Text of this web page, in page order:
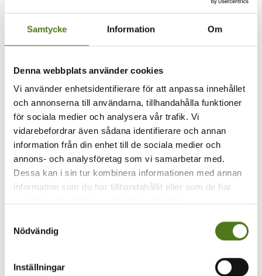
Samtycke Information Om
Denna webbplats använder cookies
Vi använder enhetsidentifierare för att anpassa innehållet
och annonserna till användarna, tillhandahålla funktioner
för sociala medier och analysera vår trafik. Vi
vidarebefordrar även sådana identifierare och annan
information från din enhet till de sociala medier och
annons- och analysföretag som vi samarbetar med.
Dessa kan i sin tur kombinera informationen med annan
information som du har tillhandahållit eller som de har
Nödvändig
Inställningar
Ta del av evenemangskalendern
Mitä mieltä olet sivun sisällöstä?
Hyödyllinen
Ymmärrettävä
Epäselvä